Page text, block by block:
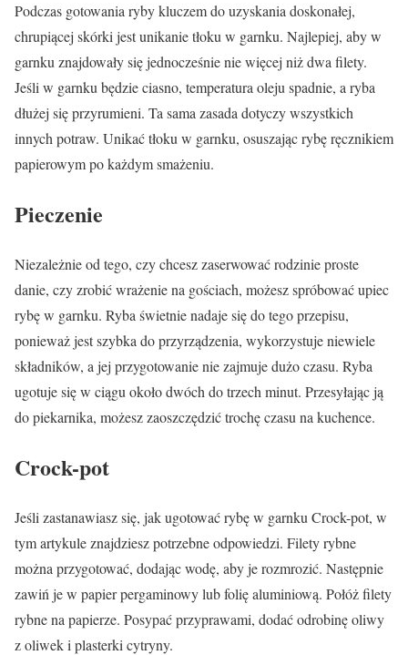
Podczas gotowania ryby kluczem do uzyskania doskonałej,
chrupiącej skórki jest unikanie tłoku w garnku. Najlepiej, aby w
garnku znajdowały się jednocześnie nie więcej niż dwa filety.
Jeśli w garnku będzie ciasno, temperatura oleju spadnie, a ryba
dłużej się przyrumieni. Ta sama zasada dotyczy wszystkich
innych potraw. Unikać tłoku w garnku, osuszając rybę ręcznikiem
papierowym po każdym smażeniu.
Pieczenie
Niezależnie od tego, czy chcesz zaserwować rodzinie proste
danie, czy zrobić wrażenie na gościach, możesz spróbować upiec
rybę w garnku. Ryba świetnie nadaje się do tego przepisu,
ponieważ jest szybka do przyrządzenia, wykorzystuje niewiele
składników, a jej przygotowanie nie zajmuje dużo czasu. Ryba
ugotuje się w ciągu około dwóch do trzech minut. Przesyłając ją
do piekarnika, możesz zaoszczędzić trochę czasu na kuchence.
Crock-pot
Jeśli zastanawiasz się, jak ugotować rybę w garnku Crock-pot, w
tym artykule znajdziesz potrzebne odpowiedzi. Filety rybne
można przygotować, dodając wodę, aby je rozmrozić. Następnie
zawiń je w papier pergaminowy lub folię aluminiową. Połóż filety
rybne na papierze. Posypać przyprawami, dodać odrobinę oliwy
z oliwek i plasterki cytryny.